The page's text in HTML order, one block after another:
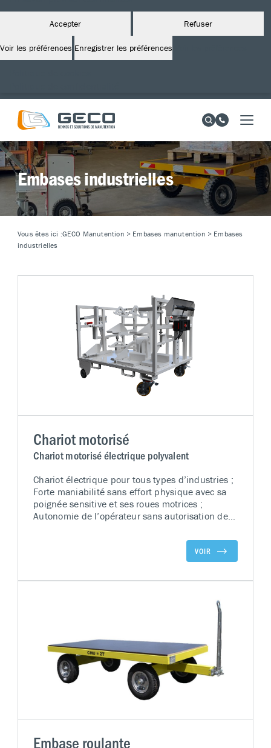
Accepter Refuser
Voir les préférences Enregistrer les préférences
Embases industrielles
Vous êtes ici :GECO Manutention > Embases manutention > Embases
industrielles
Chariot motorisé
Chariot motorisé électrique polyvalent
Chariot électrique pour tous types d’industries ;
Forte maniabilité sans effort physique avec sa
poignée sensitive et ses roues motrices ;
Autonomie de l’opérateur sans autorisation de
VOIR
Embase roulante